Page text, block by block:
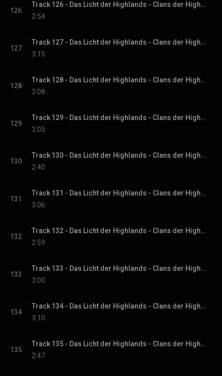
126
Track 126 - Das Licht der Highlands - Clans der Highlands-Reihe, Band 1
2:54
127
Track 127 - Das Licht der Highlands - Clans der Highlands-Reihe, Band 1
3:15
128
Track 128 - Das Licht der Highlands - Clans der Highlands-Reihe, Band 1
3:08
129
Track 129 - Das Licht der Highlands - Clans der Highlands-Reihe, Band 1
3:05
130
Track 130 - Das Licht der Highlands - Clans der Highlands-Reihe, Band 1
2:40
131
Track 131 - Das Licht der Highlands - Clans der Highlands-Reihe, Band 1
3:06
132
Track 132 - Das Licht der Highlands - Clans der Highlands-Reihe, Band 1
2:59
133
Track 133 - Das Licht der Highlands - Clans der Highlands-Reihe, Band 1
3:00
134
Track 134 - Das Licht der Highlands - Clans der Highlands-Reihe, Band 1
3:10
135
Track 135 - Das Licht der Highlands - Clans der Highlands-Reihe, Band 1
2:47